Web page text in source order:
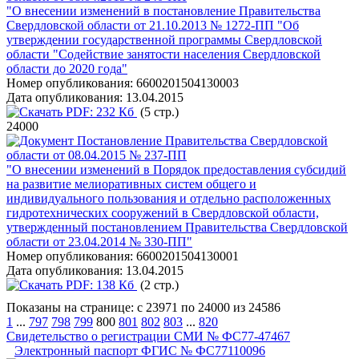
"О внесении изменений в постановление Правительства
Свердловской области от 21.10.2013 № 1272-ПП "Об
утверждении государственной программы Свердловской
области "Содействие занятости населения Свердловской
области до 2020 года"
Номер опубликования: 6600201504130003
Дата опубликования: 13.04.2015
PDF: 232 Кб (5 стр.)
24000
Постановление Правительства Свердловской
области от 08.04.2015 № 237-ПП
"О внесении изменений в Порядок предоставления субсидий
на развитие мелиоративных систем общего и
индивидуального пользования и отдельно расположенных
гидротехнических сооружений в Свердловской области,
утвержденный постановлением Правительства Свердловской
области от 23.04.2014 № 330-ПП"
Номер опубликования: 6600201504130001
Дата опубликования: 13.04.2015
PDF: 138 Кб (2 стр.)
Показаны на странице: с 23971 по 24000 из 24586
1 ... 797 798 799 800 801 802 803 ... 820
Свидетельство о регистрации СМИ № ФС77-47467
Электронный паспорт ФГИС № ФС77110096